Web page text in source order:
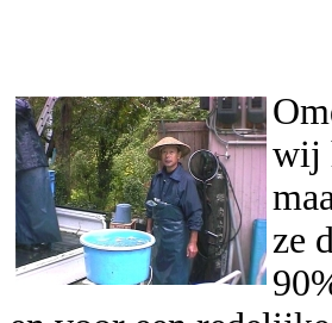
wij
ze